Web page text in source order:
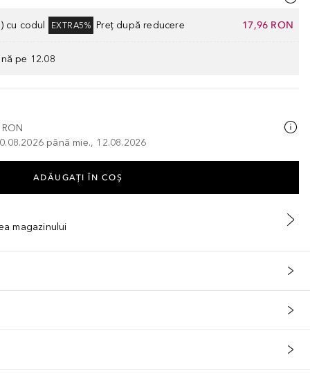
cu codul EXTRA5% Preț după reducere 17,96 RON
pe 12.08
până mie., 12.08.2026
ADĂUGAȚI ÎN COŞ
magazinului